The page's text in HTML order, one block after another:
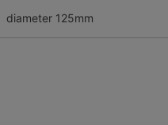
diameter 125mm